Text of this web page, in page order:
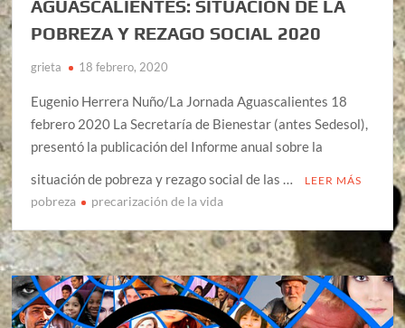
AGUASCALIENTES: SITUACIÓN DE LA
POBREZA Y REZAGO SOCIAL 2020
grieta 18 febrero, 2020
Eugenio Herrera Nuño/La Jornada Aguascalientes 18
febrero 2020 La Secretaría de Bienestar (antes Sedesol),
presentó la publicación del Informe anual sobre la
situación de pobreza y rezago social de las …
LEER MÁS
pobreza precarización de la vida